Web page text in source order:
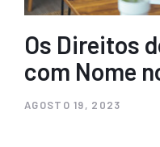
Os Direitos
com Nome
AGOSTO 19, 2023